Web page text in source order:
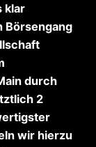
klar
Börsengang
durch
2
wir hierzu